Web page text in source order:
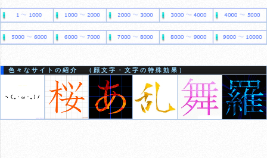
色々なサイトの紹介 （顔文字・文字の特殊効果）